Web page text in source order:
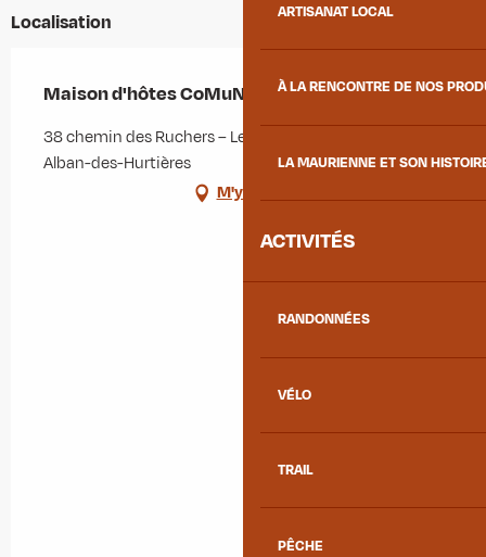
ARTISANAT LOCAL
À LA RENCONTRE DE NOS
LA MAURIENNE ET SON
ACTIVITÉS
RANDONNÉES
VÉLO
TRAIL
PÊCHE
Localisation
Maison d'hôtes CoMuNREVE
38 chemin des Ruchers – Les Champs, 73220 Saint-
Alban-des-Hurtières
M'y rendre